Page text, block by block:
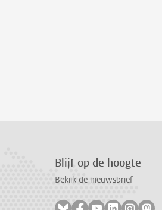
Blijf op de hoogte
Bekijk de nieuwsbrief
Volg ons op bluesky
Volg ons op
Volg ons op
Volg ons
Volg